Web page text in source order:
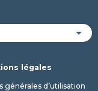
légales
générales d’utilisation